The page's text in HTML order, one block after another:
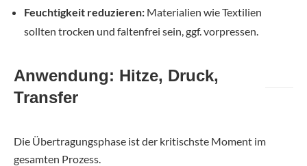
Feuchtigkeit reduzieren: Materialien wie Textilien
sollten trocken und faltenfrei sein, ggf. vorpressen.
Anwendung: Hitze, Druck,
Transfer
Die Übertragungsphase ist der kritischste Moment im
gesamten Prozess.